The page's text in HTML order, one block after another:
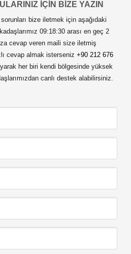
İÇİN BİZE YAZIN
bize iletmek için aşağıdaki
09:18:30 arası en geç 2
cevap veren maili size iletmiş
cevap almak isterseniz +90 212 676
her biri kendi bölgesinde yüksek
canlı destek alabilirsiniz.